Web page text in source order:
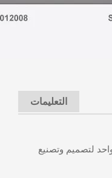
التعليمات
لتصميم وتصنيع